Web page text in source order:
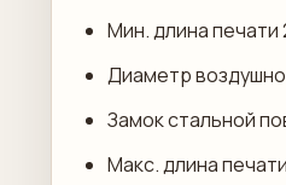
Мин. длина печати
Диаметр
Замок стальной
Макс. длина